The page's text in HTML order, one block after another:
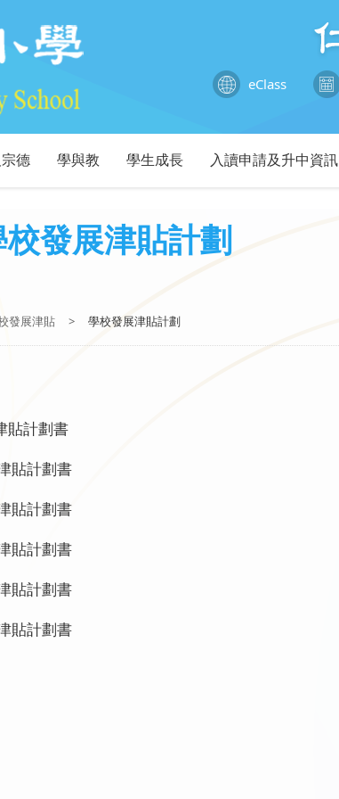
eClass
德 學與教 學生成長 入讀申請及升中資訊
校發展津貼計劃
發展津貼 > 學校發展津貼計劃
貼計劃書
貼計劃書
貼計劃書
貼計劃書
貼計劃書
貼計劃書